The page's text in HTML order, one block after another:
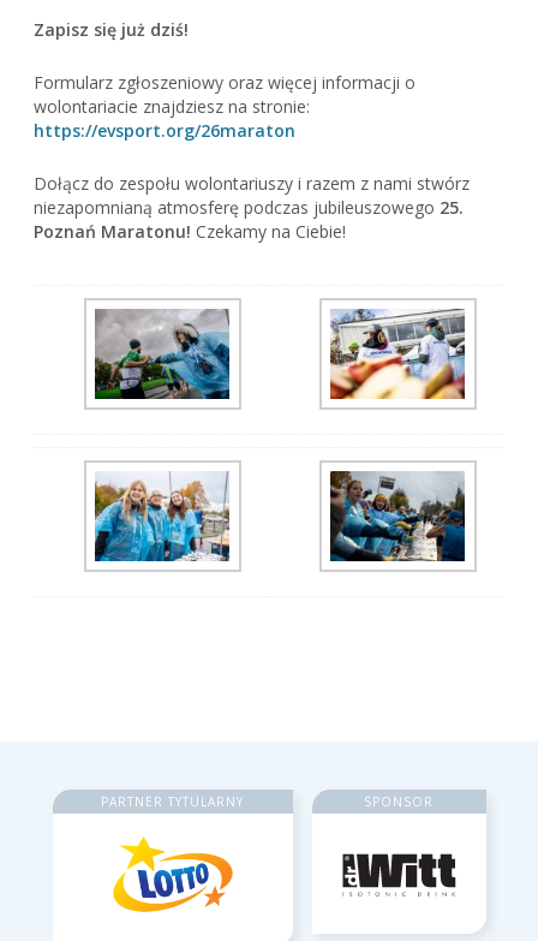
Zapisz się już dziś!
Formularz zgłoszeniowy oraz więcej informacji o
wolontariacie znajdziesz na stronie:
https://evsport.org/26maraton
Dołącz do zespołu wolontariuszy i razem z nami stwórz
niezapomnianą atmosferę podczas jubileuszowego 25.
Poznań Maratonu! Czekamy na Ciebie!
PARTNER TYTULARNY SPONSOR